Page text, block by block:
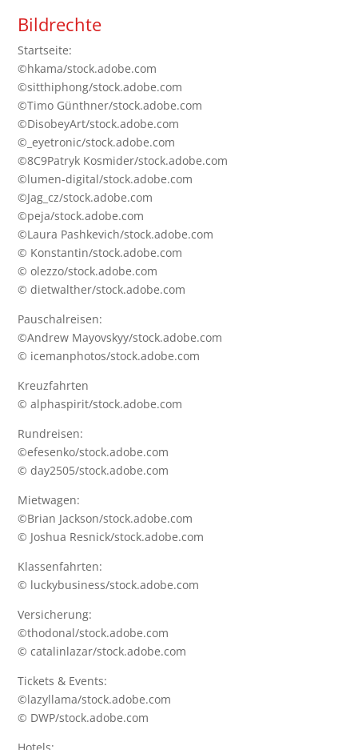
Bildrechte
Startseite:
©hkama/stock.adobe.com
©sitthiphong/stock.adobe.com
©Timo Günthner/stock.adobe.com
©DisobeyArt/stock.adobe.com
©_eyetronic/stock.adobe.com
©8C9Patryk Kosmider/stock.adobe.com
©lumen-digital/stock.adobe.com
©Jag_cz/stock.adobe.com
©peja/stock.adobe.com
©Laura Pashkevich/stock.adobe.com
© Konstantin/stock.adobe.com
© olezzo/stock.adobe.com
© dietwalther/stock.adobe.com
Pauschalreisen:
©Andrew Mayovskyy/stock.adobe.com
© icemanphotos/stock.adobe.com
Kreuzfahrten
© alphaspirit/stock.adobe.com
Rundreisen:
©efesenko/stock.adobe.com
© day2505/stock.adobe.com
Mietwagen:
©Brian Jackson/stock.adobe.com
© Joshua Resnick/stock.adobe.com
Klassenfahrten:
© luckybusiness/stock.adobe.com
Versicherung:
©thodonal/stock.adobe.com
© catalinlazar/stock.adobe.com
Tickets & Events:
©lazyllama/stock.adobe.com
© DWP/stock.adobe.com